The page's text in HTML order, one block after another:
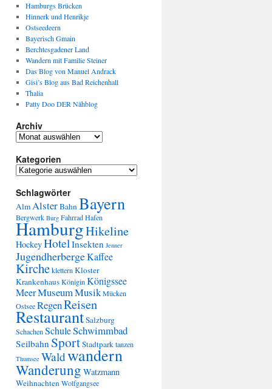
Hamburgs Brücken
Hinnerk und Henrikje
Ostseedeern
Bayerisch Gmain
Berchtesgadener Land
Wandern mit Familie Steiner
Das Blog von Manuel Andrack
Gisi’s Blog aus Bad Reichenhall
Thalia
Patty Doo DER Nähblog
Archiv
Kategorien
Schlagwörter
AlmAlsterBahnBayern
Bergwerk Burg FahrradHafen
HamburgHikeline
HockeyHotelInsekten Jenner
JugendherbergeKaffee
KirchekletternKloster
KrankenhausKöniginKönigssee
MeerMuseumMusikMücken
OstseeRegenReisen
RestaurantSalzburg
SchachenSchuleSchwimmbad
Seilbahn SportStadtparktanzen
Thumsee Waldwandern
Wanderung Watzmann
WeihnachtenWolfgangsee